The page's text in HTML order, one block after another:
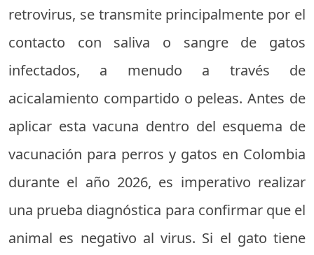
retrovirus, se transmite principalmente por el
contacto con saliva o sangre de gatos
infectados, a menudo a través de
acicalamiento compartido o peleas. Antes de
aplicar esta vacuna dentro del esquema de
vacunación para perros y gatos en Colombia
durante el año 2026, es imperativo realizar
una prueba diagnóstica para confirmar que el
animal es negativo al virus. Si el gato tiene